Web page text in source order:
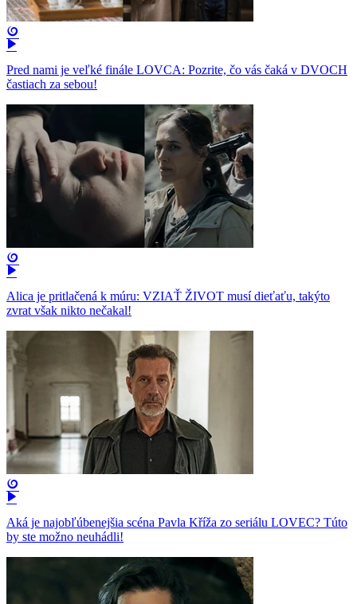
Pred nami je veľké finále LOVCA: Pozrite, čo vás čaká v DVOCH
častiach za sebou!
Alica je pritlačená k múru: VZIAŤ ŽIVOT musí dieťaťu, takýto
zvrat však nikto nečakal!
Aká je najobľúbenejšia scéna Pavla Kříža zo seriálu LOVEC? Túto
by ste možno neuhádli!